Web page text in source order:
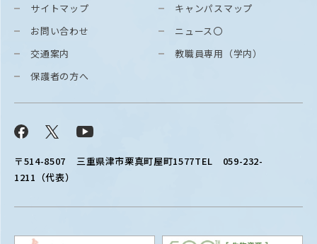
〒514-8507 三重県津市栗真町屋町1577TEL 059-232-
1211（代表）
サイトマップ
お問い合わせ
交通案内
保護者の方へ
Facebook
キャンパスマップ
ニュース〇
教職員専用（学内）